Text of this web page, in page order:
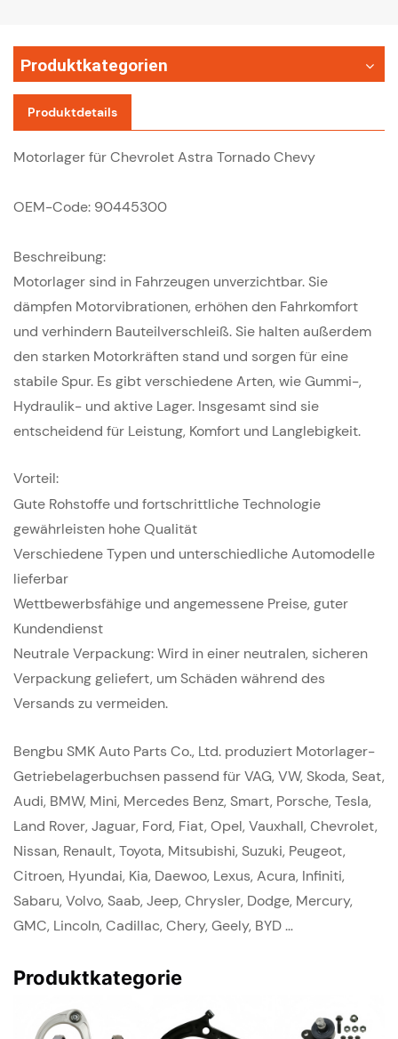
Produktkategorien
Produktdetails
Motorlager für Chevrolet Astra Tornado Chevy
OEM-Code: 90445300
Beschreibung:
Motorlager sind in Fahrzeugen unverzichtbar. Sie
dämpfen Motorvibrationen, erhöhen den Fahrkomfort
und verhindern Bauteilverschleiß. Sie halten außerdem
den starken Motorkräften stand und sorgen für eine
stabile Spur. Es gibt verschiedene Arten, wie Gummi-,
Hydraulik- und aktive Lager. Insgesamt sind sie
entscheidend für Leistung, Komfort und Langlebigkeit.
Vorteil:
Gute Rohstoffe und fortschrittliche Technologie
gewährleisten hohe Qualität
Verschiedene Typen und unterschiedliche Automodelle
lieferbar
Wettbewerbsfähige und angemessene Preise, guter
Kundendienst
Neutrale Verpackung: Wird in einer neutralen, sicheren
Verpackung geliefert, um Schäden während des
Versands zu vermeiden.
Bengbu SMK Auto Parts Co., Ltd. produziert Motorlager-
Getriebelagerbuchsen passend für VAG, VW, Skoda, Seat,
Audi, BMW, Mini, Mercedes Benz, Smart, Porsche, Tesla,
Land Rover, Jaguar, Ford, Fiat, Opel, Vauxhall, Chevrolet,
Nissan, Renault, Toyota, Mitsubishi, Suzuki, Peugeot,
Citroen, Hyundai, Kia, Daewoo, Lexus, Acura, Infiniti,
Sabaru, Volvo, Saab, Jeep, Chrysler, Dodge, Mercury,
GMC, Lincoln, Cadillac, Chery, Geely, BYD …
Produktkategorie